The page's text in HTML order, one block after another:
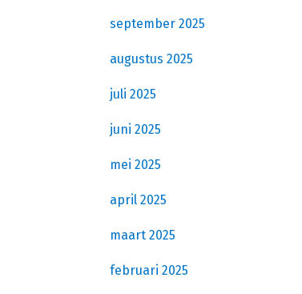
september 2025
augustus 2025
juli 2025
juni 2025
mei 2025
april 2025
maart 2025
februari 2025